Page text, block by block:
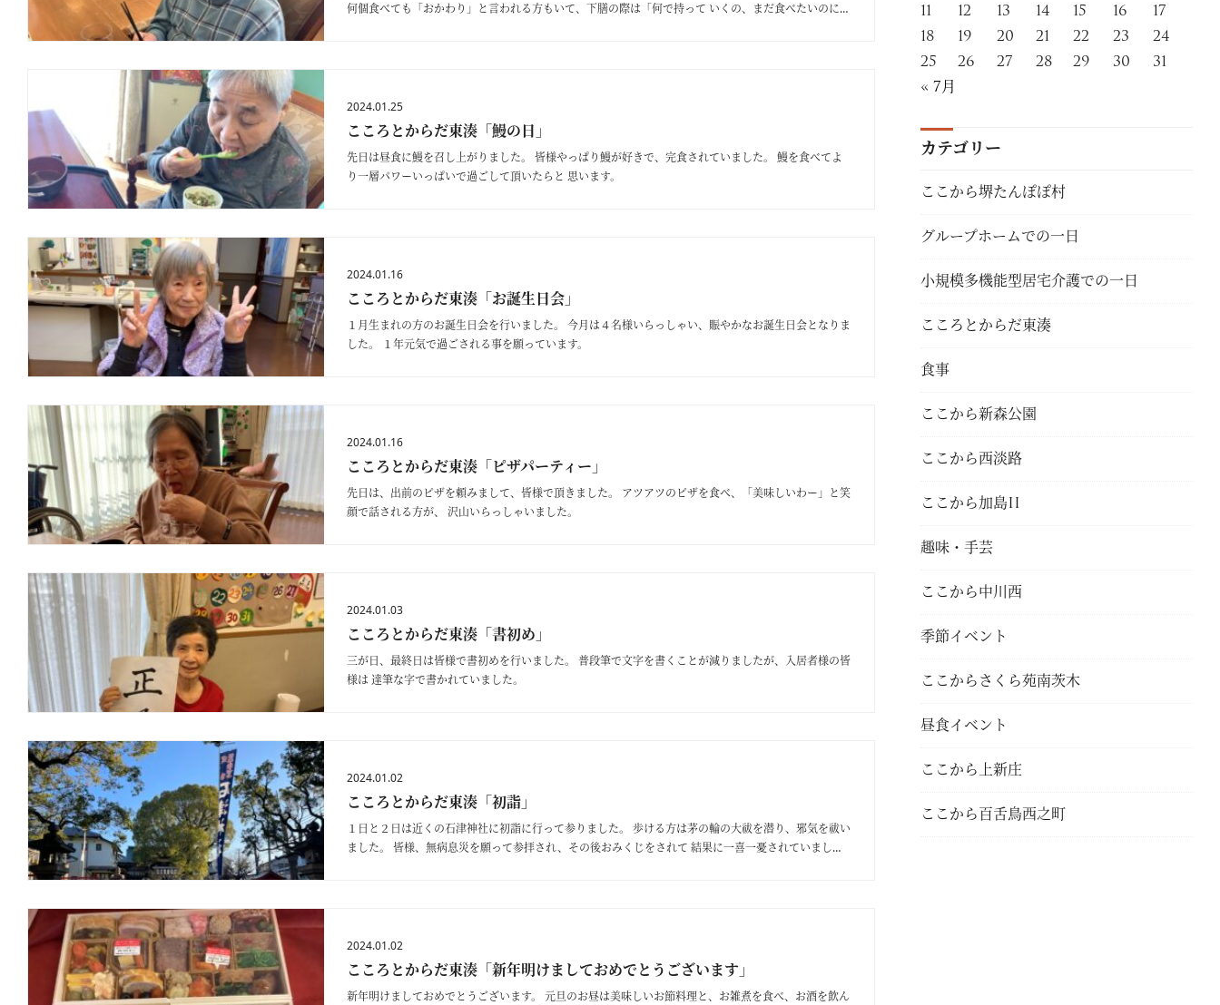
何個食べても「おかわり」と言われる方もいて、下膳の際は「何で持って いくの、まだ食べたいのに」
2024.01.25
こころとからだ東湊「鰻の日」
先日は昼食に鰻を召し上がりました。 皆様やっぱり鰻が好きで、完食されていました。 鰻を食べてよ
り一層パワーいっぱいで過ごして頂いたらと 思います。
2024.01.16
こころとからだ東湊「お誕生日会」
１月生まれの方のお誕生日会を行いました。 今月は４名様いらっしゃい、賑やかなお誕生日会となりま
した。 １年元気で過ごされる事を願っています。
2024.01.16
こころとからだ東湊「ピザパーティー」
先日は、出前のピザを頼みまして、皆様で頂きました。 アツアツのピザを食べ、「美味しいわー」と笑
顔で話される方が、 沢山いらっしゃいました。
2024.01.03
こころとからだ東湊「書初め」
三が日、最終日は皆様で書初めを行いました。 普段筆で文字を書くことが減りましたが、入居者様の皆
様は 達筆な字で書かれていました。
2024.01.02
こころとからだ東湊「初詣」
１日と２日は近くの石津神社に初詣に行って参りました。 歩ける方は茅の輪の大祓を潜り、邪気を祓い
ました。 皆様、無病息災を願って参拝され、その後おみくじをされて 結果に一喜一憂されていまし
2024.01.02
こころとからだ東湊「新年明けましておめでとうございます」
新年明けましておめでとうございます。 元旦のお昼は美味しいお節料理と、お雑煮を食べ、お酒を飲ん
11
12 13 14 15 16
17
18
19 20 21 22 23
24
25
26 27 28 29 30
31
« 7月
カテゴリー
ここから堺たんぽぽ村
グループホームでの一日
小規模多機能型居宅介護での一日
こころとからだ東湊
食事
ここから新森公園
ここから西淡路
ここから加島II
趣味・手芸
ここから中川西
季節イベント
ここからさくら苑南茨木
昼食イベント
ここから上新庄
ここから百舌鳥西之町